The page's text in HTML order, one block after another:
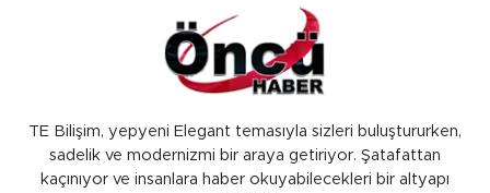
TE Bilişim, yepyeni Elegant temasıyla sizleri buluştururken,
sadelik ve modernizmi bir araya getiriyor. Şatafattan
kaçınıyor ve insanlara haber okuyabilecekleri bir altyapı